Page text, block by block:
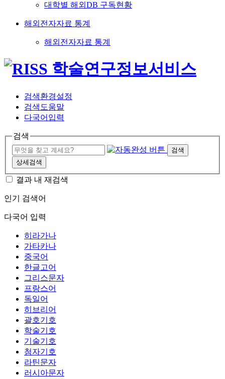
대학별 해외DB 구독현황
해외전자자료 통계
해외전자자료 통계
검색환경설정
검색도움말
다국어입력
검색
검색
상세검색
결과 내 재검색
인기 검색어
다국어 입력
히라가나
가타카나
중국어
한글고어
그리스문자
프랑스어
독일어
히브리어
괄호기호
학술기호
기술기호
첨자기호
라틴문자
러시아문자